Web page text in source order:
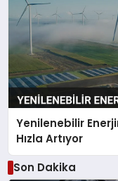
Yenilenebilir
Hızla Artıyor
Son Dakika